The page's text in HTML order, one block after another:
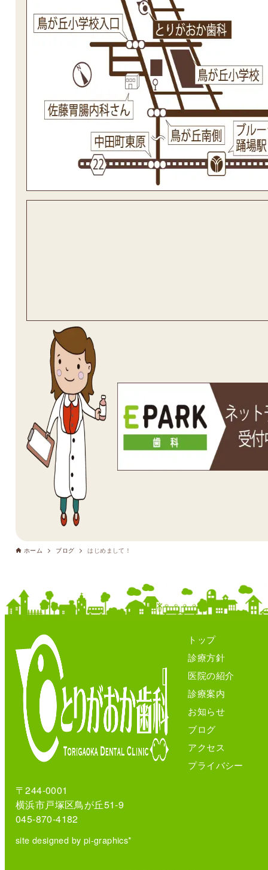
ホーム ブログ はじめまして！
〒244-0001
横浜市戸塚区鳥が丘51-9
045-870-4182
site designed by pi-graphics*
トップ
診療方針
医院の紹介
診療案内
お知らせ
ブログ
アクセス
プライバシー